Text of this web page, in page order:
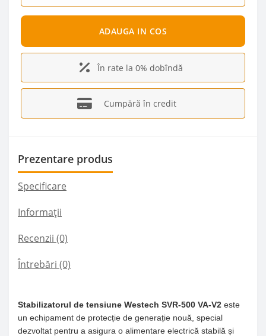
ADAUGA IN COS
În rate la 0% dobîndă
Cumpără în credit
Prezentare produs
Specificare
Informații
Recenzii (0)
Întrebări (0)
Stabilizatorul de tensiune Westech SVR-500 VA-V2 este
un echipament de protecție de generație nouă, special
dezvoltat pentru a asigura o alimentare electrică stabilă și